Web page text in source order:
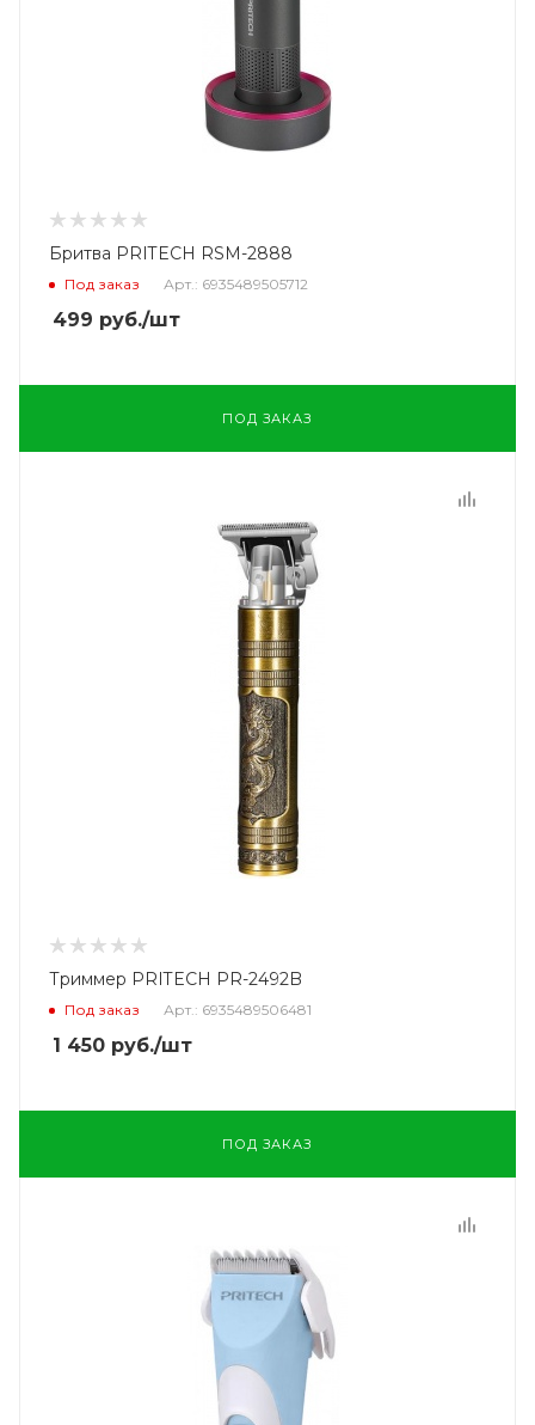
Бритва PRITECH RSM-2888
Под заказ Арт.: 6935489505712
499 руб./шт
ПОД ЗАКАЗ
Триммер PRITECH PR-2492B
Под заказ Арт.: 6935489506481
1 450 руб./шт
ПОД ЗАКАЗ